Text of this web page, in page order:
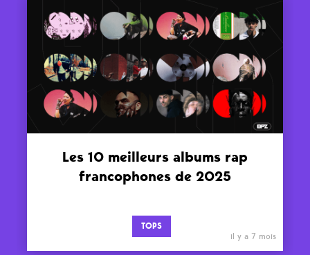
Les 10 meilleurs albums rap
francophones de 2025
TOPS
il y a 7 mois